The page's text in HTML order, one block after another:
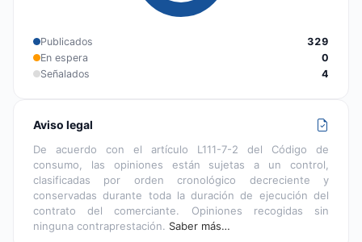
Publicados
329
En espera
0
Señalados
4
Aviso legal
De acuerdo con el artículo L111-7-2 del Código de
consumo, las opiniones están sujetas a un control,
clasificadas por orden cronológico decreciente y
conservadas durante toda la duración de ejecución del
contrato del comerciante. Opiniones recogidas sin
ninguna contraprestación. Saber más…